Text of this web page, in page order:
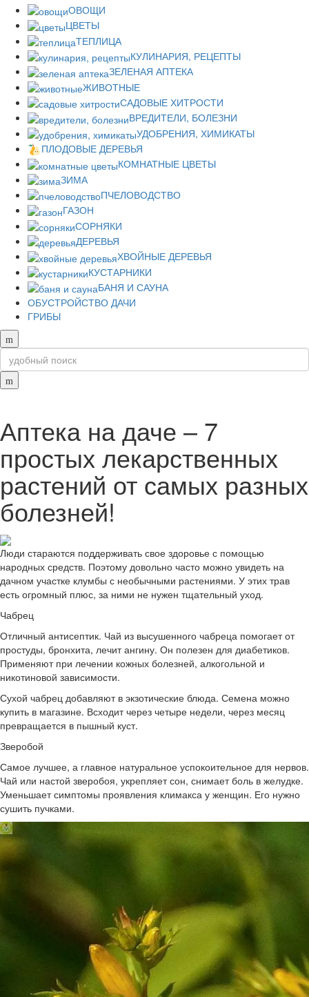
ОВОЩИ
ЦВЕТЫ
ТЕПЛИЦА
КУЛИНАРИЯ, РЕЦЕПТЫ
ЗЕЛЕНАЯ АПТЕКА
ЖИВОТНЫЕ
САДОВЫЕ ХИТРОСТИ
ВРЕДИТЕЛИ, БОЛЕЗНИ
УДОБРЕНИЯ, ХИМИКАТЫ
ПЛОДОВЫЕ ДЕРЕВЬЯ
КОМНАТНЫЕ ЦВЕТЫ
ЗИМА
ПЧЕЛОВОДСТВО
ГАЗОН
СОРНЯКИ
ДЕРЕВЬЯ
ХВОЙНЫЕ ДЕРЕВЬЯ
КУСТАРНИКИ
БАНЯ И САУНА
ОБУСТРОЙСТВО ДАЧИ
ГРИБЫ
Аптека на даче – 7
простых лекарственных
растений от самых разных
болезней!
Люди стараются поддерживать свое здоровье с помощью
народных средств. Поэтому довольно часто можно увидеть на
дачном участке клумбы с необычными растениями. У этих трав
есть огромный плюс, за ними не нужен тщательный уход.
Чабрец
Отличный антисептик. Чай из высушенного чабреца помогает от
простуды, бронхита, лечит ангину. Он полезен для диабетиков.
Применяют при лечении кожных болезней, алкогольной и
никотиновой зависимости.
Сухой чабрец добавляют в экзотические блюда. Семена можно
купить в магазине. Всходит через четыре недели, через месяц
превращается в пышный куст.
Зверобой
Самое лучшее, а главное натуральное успокоительное для нервов.
Чай или настой зверобоя, укрепляет сон, снимает боль в желудке.
Уменьшает симптомы проявления климакса у женщин. Его нужно
сушить пучками.